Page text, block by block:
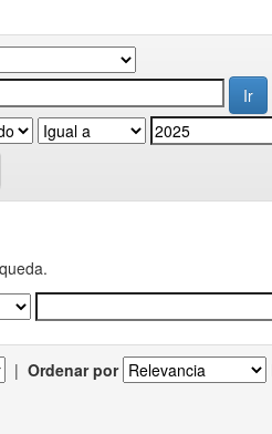
| Ordenar por